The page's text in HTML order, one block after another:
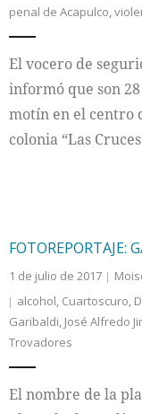
penal de Acapulco,
El vocero de
informó que son
motín en el centro
colonia “Las
FOTOREPORTAJE:
1 de julio de 2017
alcohol, Cuartoscuro,
Garibaldi, José Alfredo
Trovadores
El nombre de la